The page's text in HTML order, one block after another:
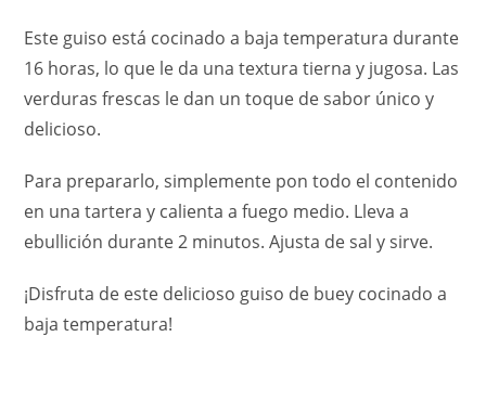
Este guiso está cocinado a baja temperatura durante
16 horas, lo que le da una textura tierna y jugosa. Las
verduras frescas le dan un toque de sabor único y
delicioso.
Para prepararlo, simplemente pon todo el contenido
en una tartera y calienta a fuego medio. Lleva a
ebullición durante 2 minutos. Ajusta de sal y sirve.
¡Disfruta de este delicioso guiso de buey cocinado a
baja temperatura!